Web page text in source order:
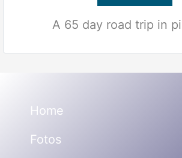
A 65 day road trip in
Home
Fotos